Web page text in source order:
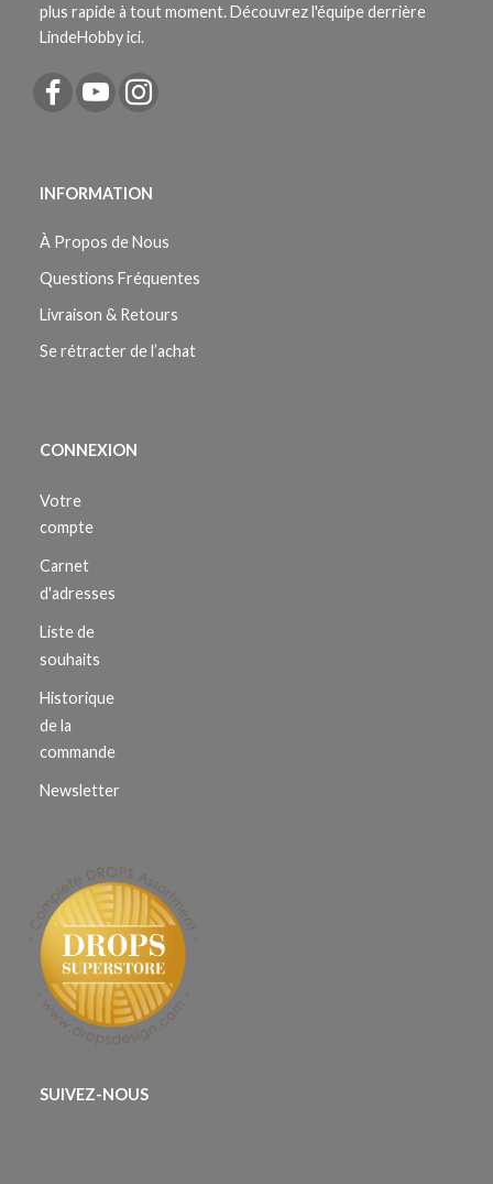
plus rapide à tout moment. Découvrez l'équipe derrière
LindeHobby ici.
INFORMATION
À Propos de Nous
Questions Fréquentes
Livraison & Retours
Se rétracter de l’achat
CONNEXION
Votre
compte
Carnet
d'adresses
Liste de
souhaits
Historique
de la
commande
Newsletter
SUIVEZ-NOUS